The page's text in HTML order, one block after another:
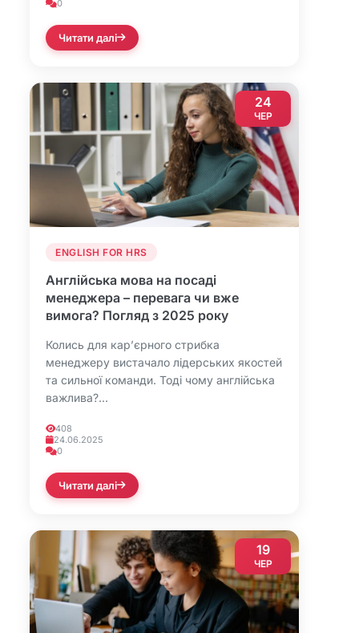
0
Читати далі
24
ЧЕР
ENGLISH FOR HRS
Англійська мова на посаді
менеджера – перевага чи вже
вимога? Погляд з 2025 року
Колись для кар’єрного стрибка
менеджеру вистачало лідерських якостей
та сильної команди. Тоді чому англійська
важлива?...
408
24.06.2025
0
Читати далі
19
ЧЕР